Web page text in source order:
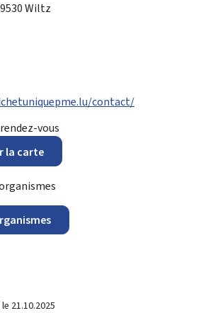
Wiltz
contact/
vous
la carte
21.10.2025